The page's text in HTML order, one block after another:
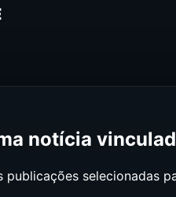
notícia
publicações selecionadas